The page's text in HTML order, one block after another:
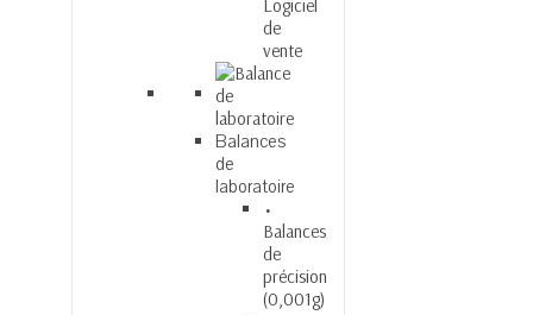
Logiciel
de
vente
Balances
de
laboratoire
Balances
de
précision
(0,001g)